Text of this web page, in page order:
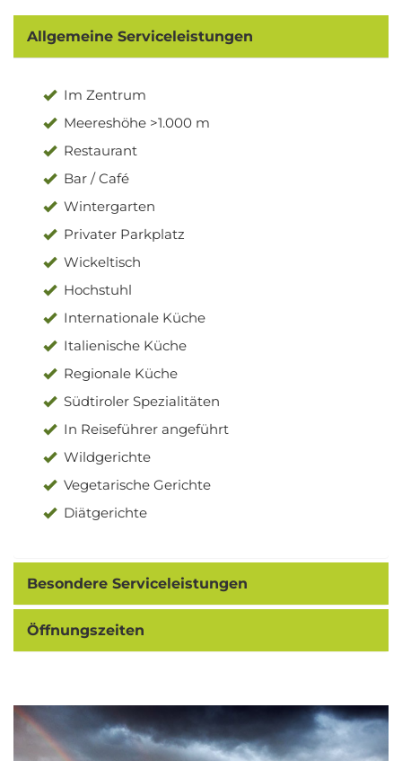
Allgemeine Serviceleistungen
Im Zentrum
Meereshöhe >1.000 m
Restaurant
Bar / Café
Wintergarten
Privater Parkplatz
Wickeltisch
Hochstuhl
Internationale Küche
Italienische Küche
Regionale Küche
Südtiroler Spezialitäten
In Reiseführer angeführt
Wildgerichte
Vegetarische Gerichte
Diätgerichte
Besondere Serviceleistungen
Öffnungszeiten